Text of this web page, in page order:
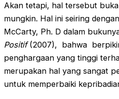
Akan tetapi, hal tersebut
mungkin. Hal ini seiring
McCarty, Ph. D dalam
Positif(2007), bahwa
penghargaan yang tinggi
merupakan hal yang sangat
untuk memperbaiki